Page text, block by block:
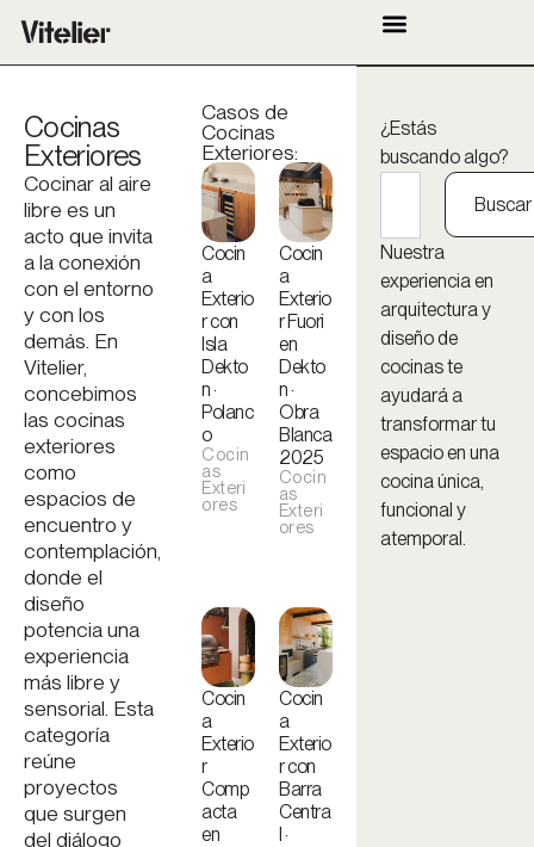
Cocinas
Exteriores
Cocinar al aire
libre es un
acto que invita
a la conexión
con el entorno
y con los
demás. En
Vitelier,
concebimos
las cocinas
exteriores
como
espacios de
encuentro y
contemplación,
donde el
diseño
potencia una
experiencia
más libre y
sensorial. Esta
categoría
reúne
proyectos
que surgen
del diálogo
¿Estás
buscando algo?
Buscar
Nuestra
experiencia en
arquitectura y
diseño de
cocinas te
ayudará a
transformar tu
espacio en una
cocina única,
funcional y
atemporal.
Casos de
Cocinas
Exteriores:
Cocin
a
Exterio
r con
Isla
Dekto
n ·
Polanc
o
Cocin
as
Exteri
ores
Cocin
a
Exterio
r Fuori
en
Dekto
n ·
Obra
Blanca
2025
Cocin
as
Exteri
ores
Cocin
a
Exterio
r
Comp
acta
en
Cocin
a
Exterio
r con
Barra
Centra
l ·